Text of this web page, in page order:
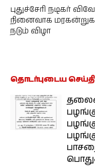
புதுச்சேரி நடிகர்
நினைவாக
நடும் விழா
தொடர்புடைய